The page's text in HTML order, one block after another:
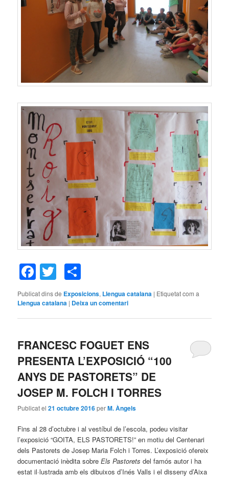
Facebook
Twitter
Publicat dins de Exposicions, Llengua catalana | Etiquetat com a
Llengua catalana | Deixa un comentari
FRANCESC FOGUET ENS
PRESENTA L’EXPOSICIÓ “100
ANYS DE PASTORETS” DE
JOSEP M. FOLCH I TORRES
Publicat el21 octubre 2016perM. Àngels
Fins al 28 d’octubre i al vestíbul de l’escola, podeu visitar
l’exposició “GOITA, ELS PASTORETS!” en motiu del Centenari
dels Pastorets de Josep Maria Folch i Torres. L’exposició ofereix
documentació inèdita sobreEls Pastoretsdel famós autor i ha
estat il·lustrada amb els dibuixos d’Inés Valls i el disseny d’Aixa